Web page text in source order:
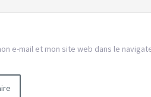
e-mail et mon site web dans le